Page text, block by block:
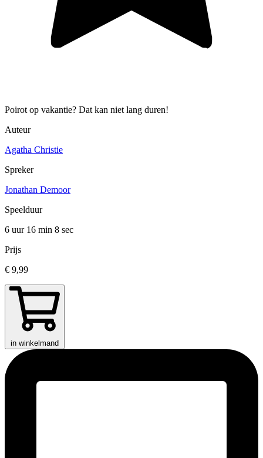
Poirot op vakantie? Dat kan niet lang duren!
Auteur
Agatha Christie
Spreker
Jonathan Demoor
Speelduur
6 uur 16 min 8 sec
Prijs
€ 9,99
in winkelmand